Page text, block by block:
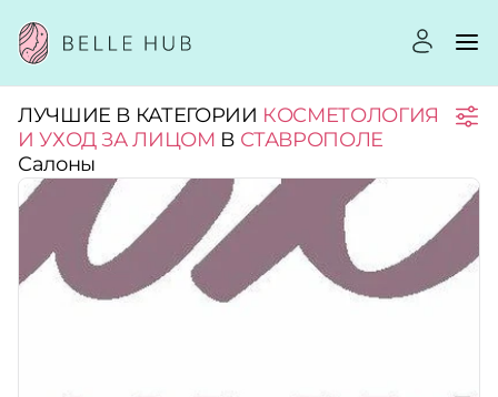
Город:
Категории:
Услуги:
ЛУЧШИЕ В КАТЕГОРИИ КОСМЕТОЛОГИЯ
И УХОД ЗА ЛИЦОМ В СТАВРОПОЛЕ
Салоны